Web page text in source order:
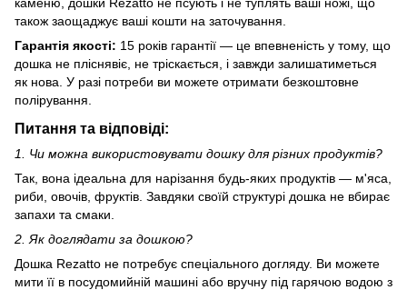
також заощаджує ваші кошти на заточування.
Гарантія якості: 15 років гарантії — це впевненість у тому, що
дошка не пліснявіє, не тріскається, і завжди залишатиметься
як нова. У разі потреби ви можете отримати безкоштовне
полірування.
Питання та відповіді:
1. Чи можна використовувати дошку для різних продуктів?
Так, вона ідеальна для нарізання будь-яких продуктів — м'яса,
риби, овочів, фруктів. Завдяки своїй структурі дошка не вбирає
запахи та смаки.
2. Як доглядати за дошкою?
Дошка Rezatto не потребує спеціального догляду. Ви можете
мити її в посудомийній машині або вручну під гарячою водою з